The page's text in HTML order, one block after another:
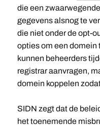
die een
gegevens alsnog te
die niet onder de opt-
opties om een domein
kunnen beheerders
registrar aanvragen,
domein koppelen
SIDN zegt dat de
het toenemende